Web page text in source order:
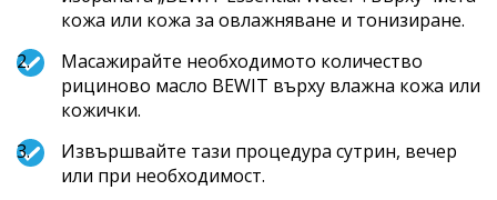
кожа или кожа за овлажняване и тонизиране.
Масажирайте необходимото количество
рициново масло BEWIT върху влажна кожа или
кожички.
Извършвайте тази процедура сутрин, вечер
или при необходимост.